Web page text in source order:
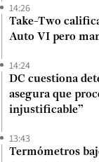
14:26
Take-Two
Auto VI pero
14:24
DC cuestiona
asegura que
injustificable”
13:43
Termómetros